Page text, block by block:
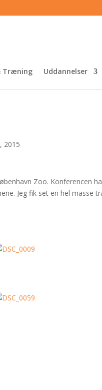
Træning Uddannelser
2015
Zoo. Konferencen
Jeg fik set en hel masse